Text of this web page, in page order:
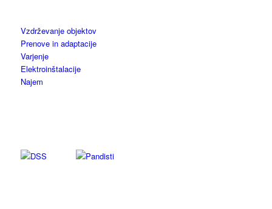
Vzdrževanje objektov
Prenove in adaptacije
Varjenje
Elektroinštalacije
Najem